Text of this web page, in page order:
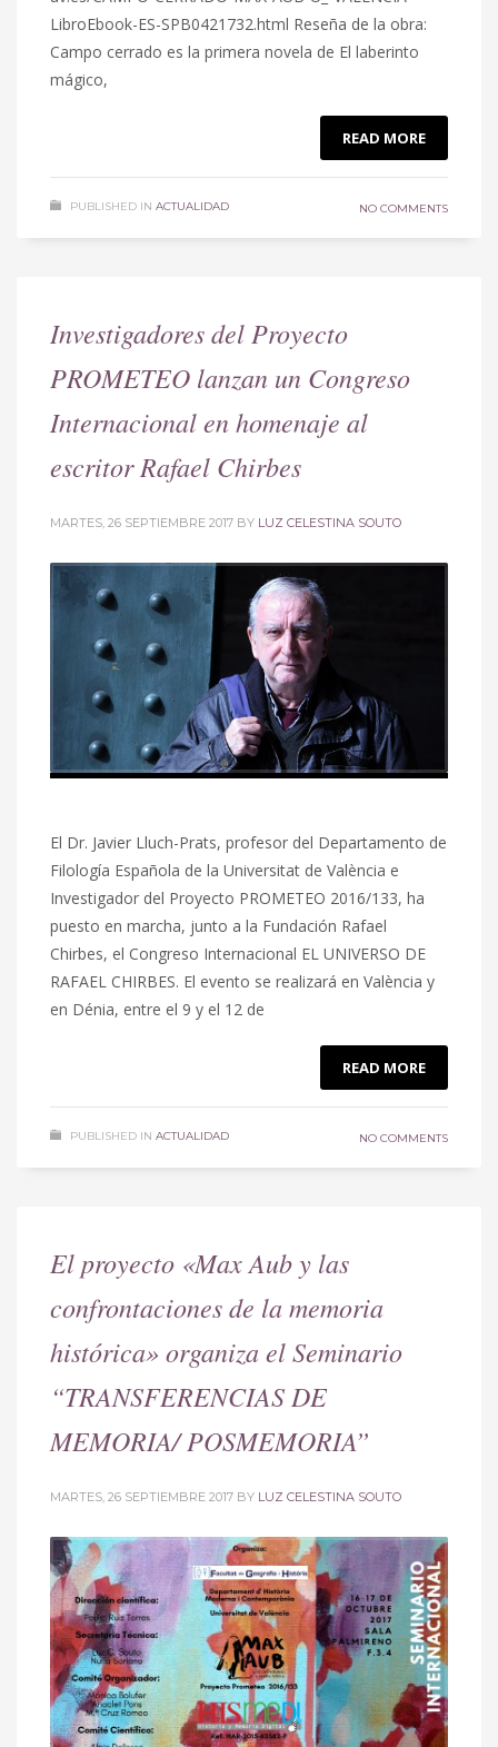
LibroEbook-ES-SPB0421732.html Reseña de la obra:
Campo cerrado es la primera novela de El laberinto
mágico,
READ MORE
PUBLISHED IN ACTUALIDAD NO COMMENTS
Investigadores del Proyecto
PROMETEO lanzan un Congreso
Internacional en homenaje al
escritor Rafael Chirbes
MARTES, 26 SEPTIEMBRE 2017 BY LUZ CELESTINA SOUTO
El Dr. Javier Lluch-Prats, profesor del Departamento de
Filología Española de la Universitat de València e
Investigador del Proyecto PROMETEO 2016/133, ha
puesto en marcha, junto a la Fundación Rafael
Chirbes, el Congreso Internacional EL UNIVERSO DE
RAFAEL CHIRBES. El evento se realizará en València y
en Dénia, entre el 9 y el 12 de
READ MORE
PUBLISHED IN ACTUALIDAD NO COMMENTS
El proyecto «Max Aub y las
confrontaciones de la memoria
histórica» organiza el Seminario
“TRANSFERENCIAS DE
MEMORIA/ POSMEMORIA”
MARTES, 26 SEPTIEMBRE 2017 BY LUZ CELESTINA SOUTO